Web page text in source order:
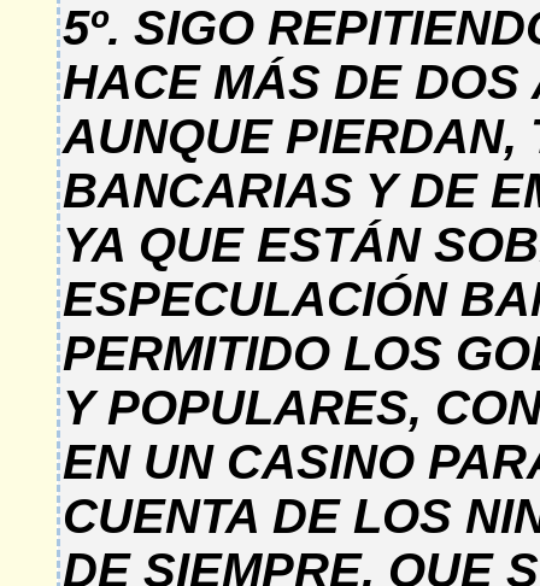
5º. SIGO
HACE MÁS DE
AUNQUE PIERDAN,
BANCARIAS Y DE
YA QUE ESTÁN
ESPECULACIÓN
PERMITIDO LOS
Y POPULARES,
EN UN CASINO
CUENTA DE LOS
DE SIEMPRE, QUE